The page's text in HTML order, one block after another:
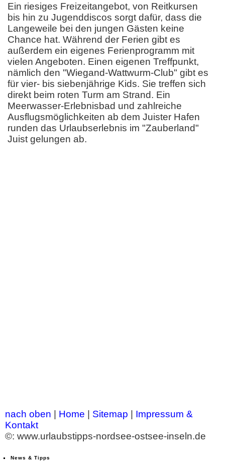
Ein riesiges Freizeitangebot, von Reitkursen
bis hin zu Jugenddiscos sorgt dafür, dass die
Langeweile bei den jungen Gästen keine
Chance hat. Während der Ferien gibt es
außerdem ein eigenes Ferienprogramm mit
vielen Angeboten. Einen eigenen Treffpunkt,
nämlich den "Wiegand-Wattwurm-Club" gibt es
für vier- bis siebenjährige Kids. Sie treffen sich
direkt beim roten Turm am Strand. Ein
Meerwasser-Erlebnisbad und zahlreiche
Ausflugsmöglichkeiten ab dem Juister Hafen
runden das Urlaubserlebnis im "Zauberland"
Juist gelungen ab.
nach oben | Home | Sitemap | Impressum &
Kontakt
©: www.urlaubstipps-nordsee-ostsee-inseln.de
News & Tipps